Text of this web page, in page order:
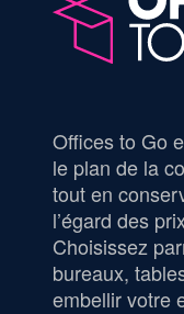
Offices to Go
le plan de la
tout en
l’égard des
Choisissez
bureaux,
embellir votre